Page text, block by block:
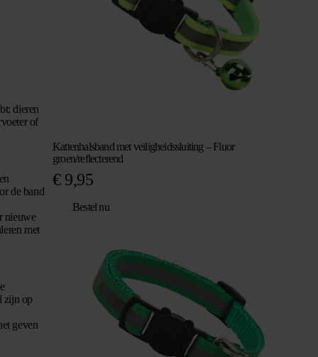
dieren
of
de band
nieuwe
met
zijn op
geven
Kattenhalsband met veiligheidssluiting – Fluor
groen/reflecterend
€9,95
Bestel nu